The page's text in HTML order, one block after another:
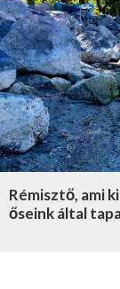
Rémisztő, ami
őseink által